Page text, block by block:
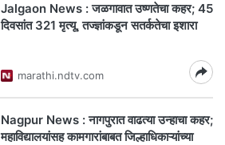
Jalgaon News : जळगावात उष्णतेचा कहर; 45
दिवसांत 321 मृत्यू, तज्ज्ञांकडून सतर्कतेचा इशारा
marathi.ndtv.com
Nagpur News : नागपुरात वाढत्या उन्हाचा कहर;
महाविद्यालयांसह कामगारांबाबत जिल्हाधिकाऱ्यांच्या